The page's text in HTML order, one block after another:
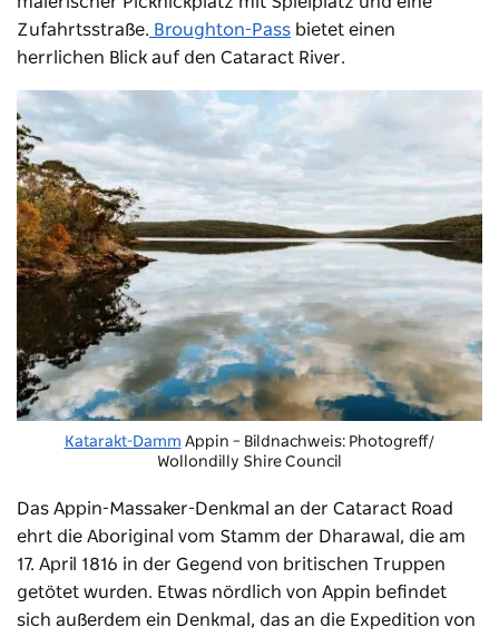
Zufahrtsstraße. Broughton-Pass bietet einen
herrlichen Blick auf den Cataract River.
Katarakt-Damm Appin – Bildnachweis: Photogreff/
Wollondilly Shire Council
Das Appin-Massaker-Denkmal an der Cataract Road
ehrt die Aboriginal vom Stamm der Dharawal, die am
17. April 1816 in der Gegend von britischen Truppen
getötet wurden. Etwas nördlich von Appin befindet
sich außerdem ein Denkmal, das an die Expedition von